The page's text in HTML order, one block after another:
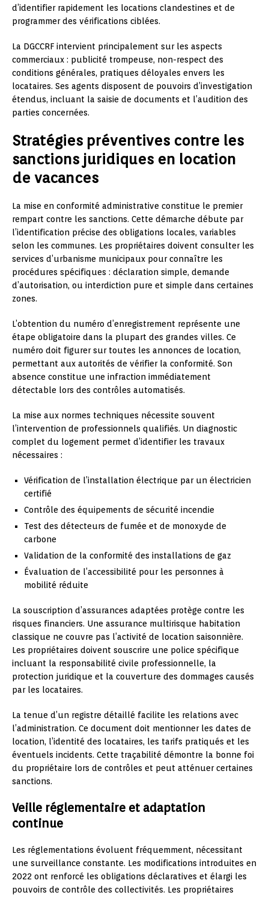
d’identifier rapidement les locations clandestines et de
programmer des vérifications ciblées.
La DGCCRF intervient principalement sur les aspects
commerciaux : publicité trompeuse, non-respect des
conditions générales, pratiques déloyales envers les
locataires. Ses agents disposent de pouvoirs d’investigation
étendus, incluant la saisie de documents et l’audition des
parties concernées.
Stratégies préventives contre les
sanctions juridiques en location
de vacances
La mise en conformité administrative constitue le premier
rempart contre les sanctions. Cette démarche débute par
l’identification précise des obligations locales, variables
selon les communes. Les propriétaires doivent consulter les
services d’urbanisme municipaux pour connaître les
procédures spécifiques : déclaration simple, demande
d’autorisation, ou interdiction pure et simple dans certaines
zones.
L’obtention du numéro d’enregistrement représente une
étape obligatoire dans la plupart des grandes villes. Ce
numéro doit figurer sur toutes les annonces de location,
permettant aux autorités de vérifier la conformité. Son
absence constitue une infraction immédiatement
détectable lors des contrôles automatisés.
La mise aux normes techniques nécessite souvent
l’intervention de professionnels qualifiés. Un diagnostic
complet du logement permet d’identifier les travaux
nécessaires :
Vérification de l’installation électrique par un électricien
certifié
Contrôle des équipements de sécurité incendie
Test des détecteurs de fumée et de monoxyde de
carbone
Validation de la conformité des installations de gaz
Évaluation de l’accessibilité pour les personnes à
mobilité réduite
La souscription d’assurances adaptées protège contre les
risques financiers. Une assurance multirisque habitation
classique ne couvre pas l’activité de location saisonnière.
Les propriétaires doivent souscrire une police spécifique
incluant la responsabilité civile professionnelle, la
protection juridique et la couverture des dommages causés
par les locataires.
La tenue d’un registre détaillé facilite les relations avec
l’administration. Ce document doit mentionner les dates de
location, l’identité des locataires, les tarifs pratiqués et les
éventuels incidents. Cette traçabilité démontre la bonne foi
du propriétaire lors de contrôles et peut atténuer certaines
sanctions.
Veille réglementaire et adaptation
continue
Les réglementations évoluent fréquemment, nécessitant
une surveillance constante. Les modifications introduites en
2022 ont renforcé les obligations déclaratives et élargi les
pouvoirs de contrôle des collectivités. Les propriétaires